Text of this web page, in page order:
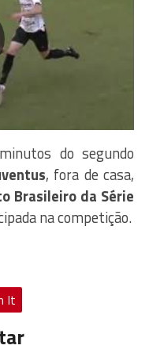
do segundo
, fora de casa,
Brasileiro da Série
na competição.
It